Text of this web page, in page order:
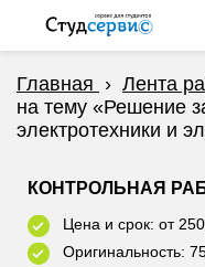
Главная › Лента
на тему «Решение
электротехники и
КОНТРОЛЬНАЯ
Цена и срок: от
Оригинальность: